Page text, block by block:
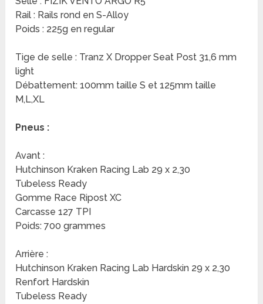
Rail : Rails rond en S-Alloy
Poids : 225g en regular
Tige de selle : Tranz X Dropper Seat Post 31,6 mm
light
Débattement: 100mm taille S et 125mm taille
M,L,XL
Pneus :
Avant :
Hutchinson Kraken Racing Lab 29 x 2,30
Tubeless Ready
Gomme Race Ripost XC
Carcasse 127 TPI
Poids: 700 grammes
Arrière :
Hutchinson Kraken Racing Lab Hardskin 29 x 2,30
Renfort Hardskin
Tubeless Ready